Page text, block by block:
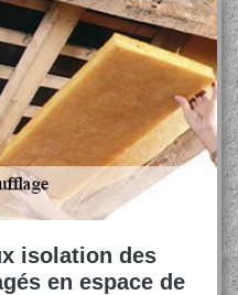
isolation des
en espace de